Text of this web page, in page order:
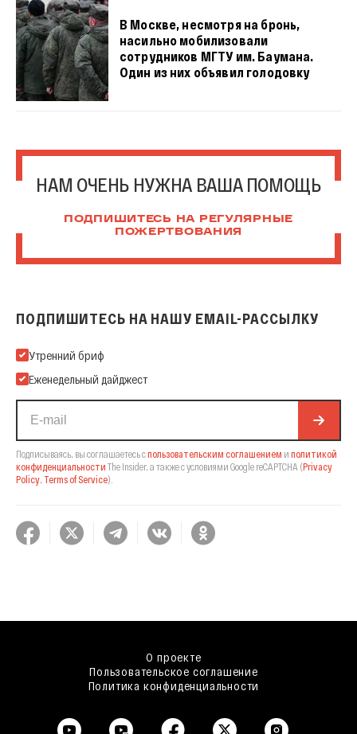
В Москве, несмотря на бронь,
насильно мобилизовали
сотрудников МГТУ им. Баумана.
Один из них объявил голодовку
НАМ ОЧЕНЬ НУЖНА ВАША ПОМОЩЬ
ПОДПИШИТЕСЬ НА РЕГУЛЯРНЫЕ
ПОЖЕРТВОВАНИЯ
ПОДПИШИТЕСЬ НА НАШУ EMAIL-РАССЫЛКУ
Подпишитесь на нашу Email-рассылку
Утренний бриф
Еженедельный дайджест
Подписываясь, вы соглашаетесь спользовательским соглашением и политикой
конфиденциальности The Insider, а также с условиями Google reCAPTCHA (Privacy
Policy, Terms of Service).
О проекте
Пользовательское соглашение
Политика конфиденциальности